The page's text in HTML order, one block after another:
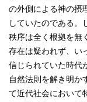
の外側による神の摂
していたのである。
秩序は全く根拠を無
存在は疑われず、い
信じられていた時代
自然法則を解き明か
て近代社会において